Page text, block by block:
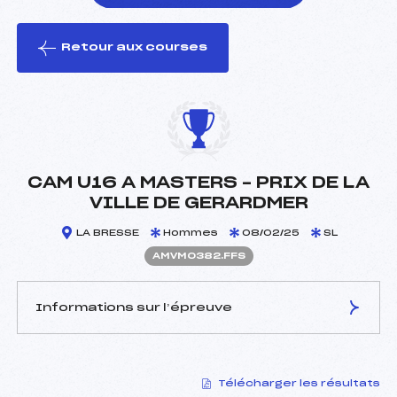
le ski
Retour aux courses
CAM U16 A MASTERS – PRIX DE LA
VILLE DE GERARDMER
LA BRESSE Hommes 08/02/25 SL
AMVM0382.FFS
Informations sur l’épreuve
HABERER BERNARD (MV)
Télécharger les résultats